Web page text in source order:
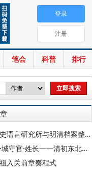
笔会 科普 排行
登录
注册
欧阳哲生：历史语言研究所与明清档案整理工作（1928-1949年）
郑天挺：牛录·城守官·姓长——清初东北的地方行政机构
入关前章奏程式